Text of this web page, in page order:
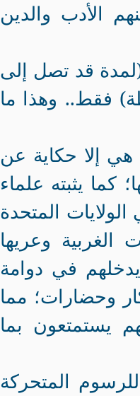
الأدب والدين
قد تصل إلى
فقط.. وهذا ما
إلا حكاية عن
كما يثبته علماء
تنتج في الولايات المتحدة
وعريها
في دوامة
وحضارات؛ مما
يستمتعون بما
المتحركة